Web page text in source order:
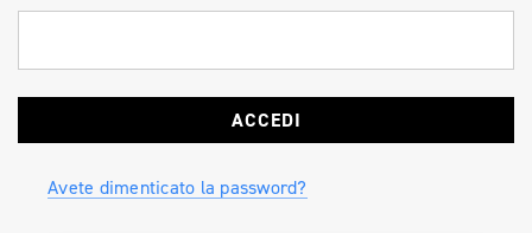
Avete dimenticato la password?